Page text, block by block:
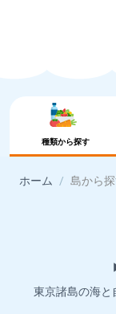
種類から探す
ホーム / 島から
東京諸島の海と